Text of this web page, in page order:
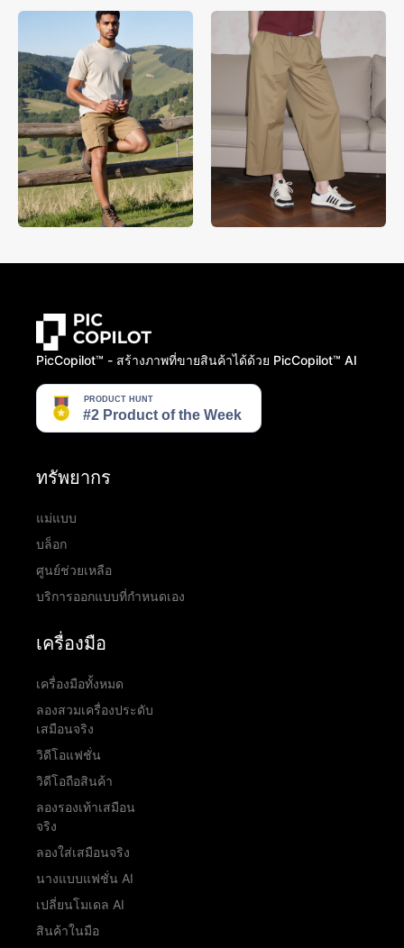
PicCopilot™️ - สร้างภาพที่ขายสินค้าได้ด้วย PicCopilot™️ AI
ทรัพยากร
แม่แบบ
บล็อก
ศูนย์ช่วยเหลือ
บริการออกแบบที่กำหนดเอง
เครื่องมือ
เครื่องมือทั้งหมด
ลองสวมเครื่องประดับ
เสมือนจริง
วิดีโอแฟชั่น
วิดีโอถือสินค้า
ลองรองเท้าเสมือน
จริง
ลองใส่เสมือนจริง
นางแบบแฟชั่น AI
เปลี่ยนโมเดล AI
สินค้าในมือ